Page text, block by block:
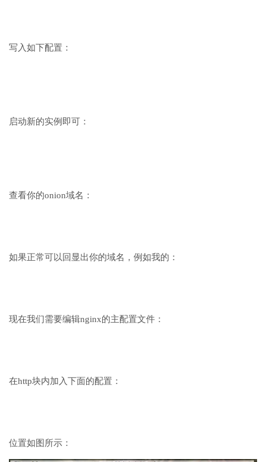
写入如下配置：
启动新的实例即可：
查看你的onion域名：
如果正常可以回显出你的域名，例如我的：
现在我们需要编辑nginx的主配置文件：
在http块内加入下面的配置：
位置如图所示：